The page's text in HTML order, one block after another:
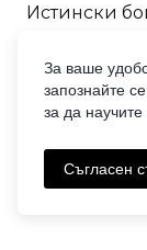
Истински
променя
За ваше
запознайте
за да научите
Съгласен